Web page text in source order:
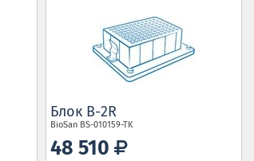
Блок B-2R
BioSan BS-010159-TK
48 510